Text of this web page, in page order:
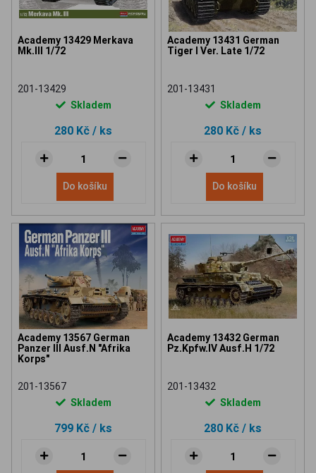
Academy 13429 Merkava
Mk.III 1/72
201-13429
Skladem
280 Kč / ks
Do košíku
Academy 13431 German
Tiger I Ver. Late 1/72
201-13431
Skladem
280 Kč / ks
Do košíku
Academy 13567 German
Panzer III Ausf.N "Afrika
Korps"
201-13567
Skladem
799 Kč / ks
Academy 13432 German
Pz.Kpfw.IV Ausf.H 1/72
201-13432
Skladem
280 Kč / ks